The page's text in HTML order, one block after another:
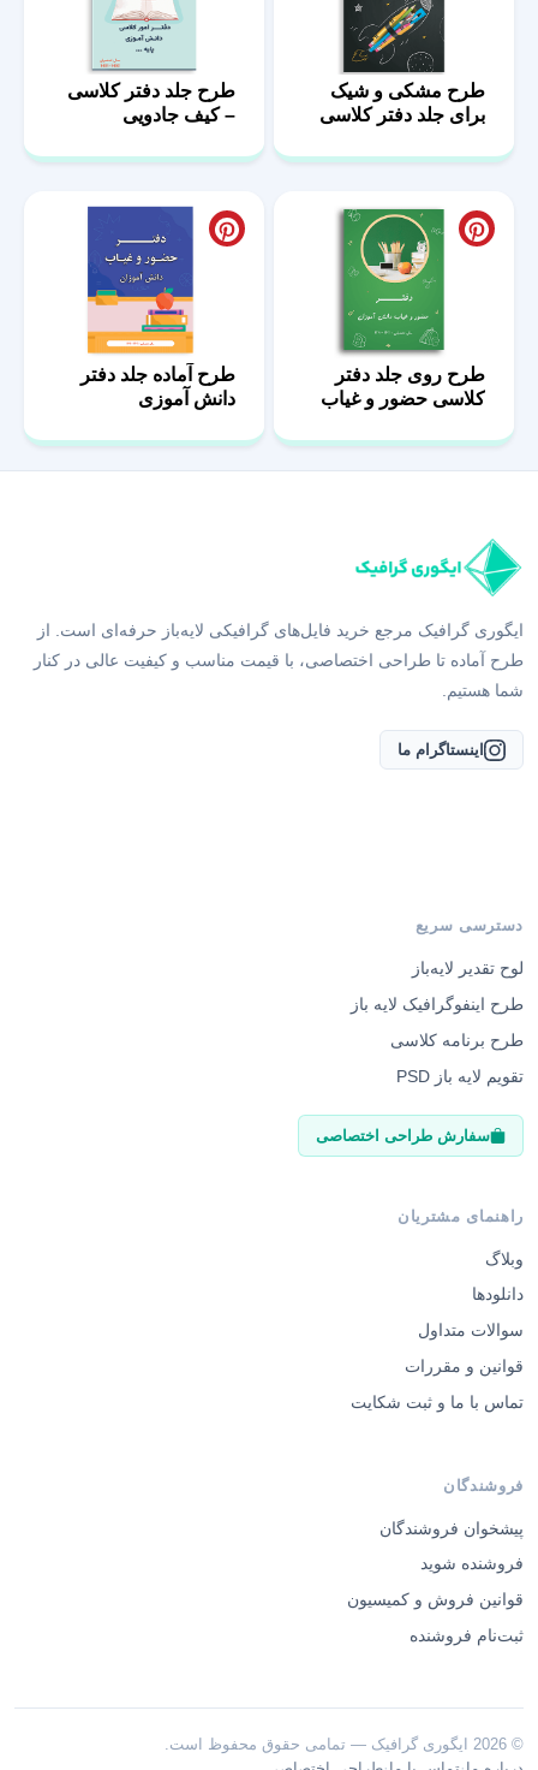
طرح مشکی و شیک
برای جلد دفتر کلاسی
طرح جلد دفتر کلاسی
– کیف جادویی
طرح روی جلد دفتر
کلاسی حضور و غیاب
طرح آماده جلد دفتر
دانش آموزی
ایگوری گرافیک مرجع خرید فایل‌های گرافیکی لایه‌باز حرفه‌ای است. از
طرح آماده تا طراحی اختصاصی، با قیمت مناسب و کیفیت عالی در کنار
شما هستیم.
اینستاگرام ما
دسترسی سریع
لوح تقدیر لایه‌باز
طرح اینفوگرافیک لایه باز
طرح برنامه کلاسی
تقویم لایه باز PSD
سفارش طراحی اختصاصی
راهنمای مشتریان
وبلاگ
دانلودها
سوالات متداول
قوانین و مقررات
تماس با ما و ثبت شکایت
فروشندگان
پیشخوان فروشندگان
فروشنده شوید
قوانین فروش و کمیسیون
ثبت‌نام فروشنده
© 2026 ایگوری گرافیک — تمامی حقوق محفوظ است.